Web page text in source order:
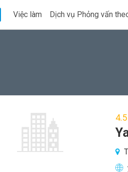
Việc làm Dịch vụ Phỏng vấn
4.5